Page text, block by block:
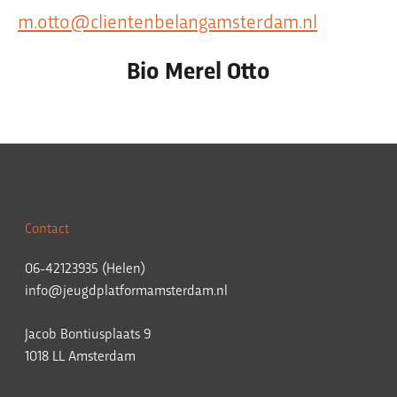
De adviesgroep
m.otto@clientenbelangamsterdam.nl
Bio Merel Otto
Contact
06-42123935 (Helen)
info@jeugdplatformamsterdam.nl
Jacob Bontiusplaats 9
1018 LL Amsterdam